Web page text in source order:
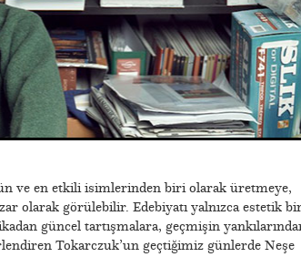
ve en etkili isimlerinden biri olarak üretmeye,
olarak görülebilir. Edebiyatı yalnızca estetik
güncel tartışmalara, geçmişin
Tokarczuk’un geçtiğimiz günlerde Neşe